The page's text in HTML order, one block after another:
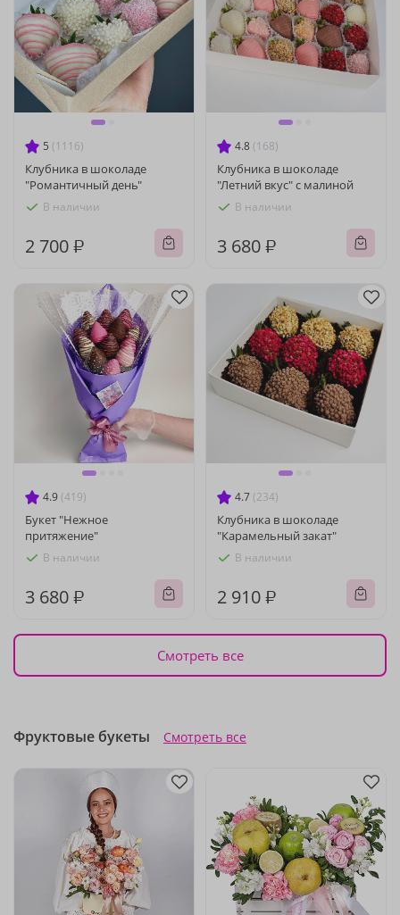
5 (1116)
Клубника в шоколаде
"Романтичный день"
В наличии
2 700 ₽
4.8 (168)
Клубника в шоколаде
"Летний вкус" с малиной
В наличии
3 680 ₽
4.9 (419)
Букет "Нежное
притяжение"
В наличии
3 680 ₽
4.7 (234)
Клубника в шоколаде
"Карамельный закат"
В наличии
2 910 ₽
Смотреть все
Фруктовые букеты Смотреть все